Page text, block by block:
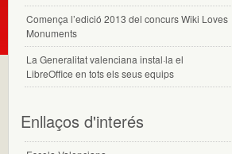
Comença l’edició 2013 del concurs Wiki Loves
Monuments
La Generalitat valenciana instal·la el
LibreOffice en tots els seus equips
Enllaços d'interés